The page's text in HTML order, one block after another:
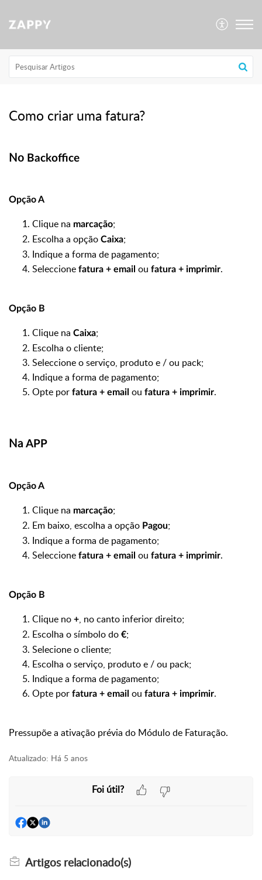
Como criar uma fatura?
No Backoffice
Opção A
Clique na marcação;
Escolha a opção Caixa;
Indique a forma de pagamento;
Seleccione fatura + email ou fatura + imprimir.
Opção B
Clique na Caixa;
Escolha o cliente;
Seleccione o serviço, produto e / ou pack;
Indique a forma de pagamento;
Opte por fatura + email ou fatura + imprimir.
Na APP
Opção A
Clique na marcação;
Em baixo, escolha a opção Pagou;
Indique a forma de pagamento;
Seleccione fatura + email ou fatura + imprimir.
Opção B
Clique no +, no canto inferior direito;
Escolha o símbolo do €;
Selecione o cliente;
Escolha o serviço, produto e / ou pack;
Indique a forma de pagamento;
Opte por fatura + email ou fatura + imprimir.
Pressupõe a ativação prévia do Módulo de Faturação.
Atualizado: Há 5 anos
Foi útil?
Artigosrelacionado(s)